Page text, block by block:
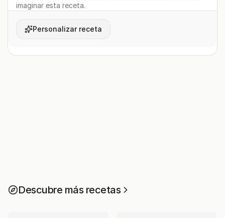
imaginar esta receta.
Personalizar receta
Descubre más recetas